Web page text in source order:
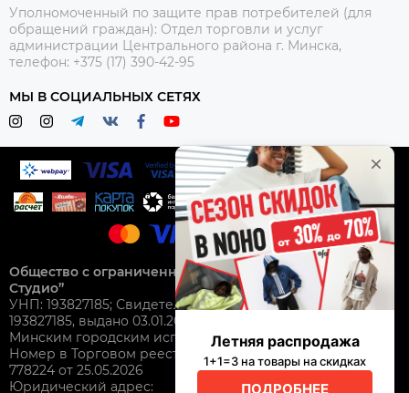
Уполномоченный по защите прав потребителей (для
обращений граждан): Отдел торговли и услуг
администрации Центрального района г. Минска,
телефон: +375 (17) 390-42-95
МЫ В СОЦИАЛЬНЫХ СЕТЯХ
Общество с ограниченной ответственностью “Нохо
Студио”
УНП: 193827185; Свидетельство о гос. регистрации №
193827185, выдано 03.01.2025
Минским городским исполнительным комитетом.
Номер в Торговом реестре Республики Беларусь: №
778224 от 25.05.2026
Юридический адрес: